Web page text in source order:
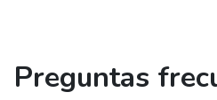
Preguntas